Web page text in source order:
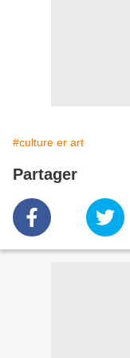
#culture er art
Partager